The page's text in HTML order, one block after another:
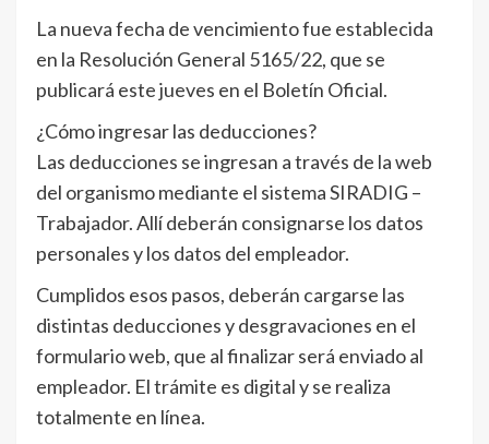
La nueva fecha de vencimiento fue establecida
en la Resolución General 5165/22, que se
publicará este jueves en el Boletín Oficial.
¿Cómo ingresar las deducciones?
Las deducciones se ingresan a través de la web
del organismo mediante el sistema SIRADIG –
Trabajador. Allí deberán consignarse los datos
personales y los datos del empleador.
Cumplidos esos pasos, deberán cargarse las
distintas deducciones y desgravaciones en el
formulario web, que al finalizar será enviado al
empleador. El trámite es digital y se realiza
totalmente en línea.